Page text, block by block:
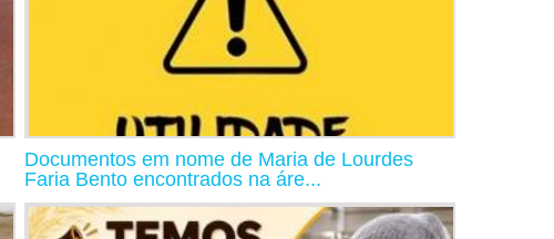
Documentos em nome de Maria de Lourdes
Faria Bento encontrados na áre...